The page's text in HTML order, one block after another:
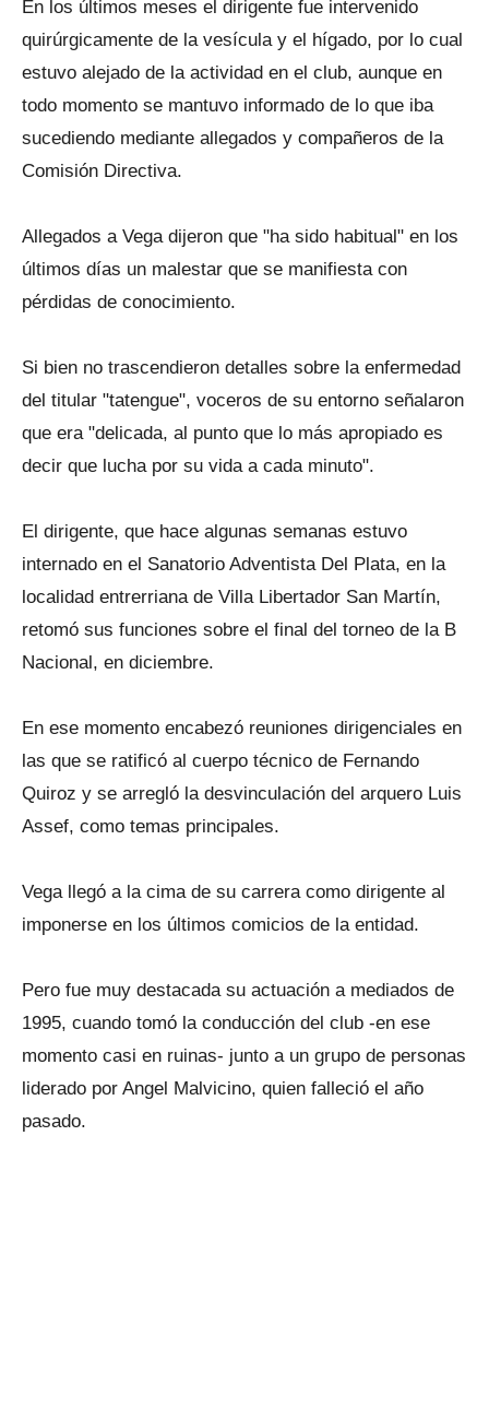
En los últimos meses el dirigente fue intervenido
quirúrgicamente de la vesícula y el hígado, por lo cual
estuvo alejado de la actividad en el club, aunque en
todo momento se mantuvo informado de lo que iba
sucediendo mediante allegados y compañeros de la
Comisión Directiva.
Allegados a Vega dijeron que "ha sido habitual" en los
últimos días un malestar que se manifiesta con
pérdidas de conocimiento.
Si bien no trascendieron detalles sobre la enfermedad
del titular "tatengue", voceros de su entorno señalaron
que era "delicada, al punto que lo más apropiado es
decir que lucha por su vida a cada minuto".
El dirigente, que hace algunas semanas estuvo
internado en el Sanatorio Adventista Del Plata, en la
localidad entrerriana de Villa Libertador San Martín,
retomó sus funciones sobre el final del torneo de la B
Nacional, en diciembre.
En ese momento encabezó reuniones dirigenciales en
las que se ratificó al cuerpo técnico de Fernando
Quiroz y se arregló la desvinculación del arquero Luis
Assef, como temas principales.
Vega llegó a la cima de su carrera como dirigente al
imponerse en los últimos comicios de la entidad.
Pero fue muy destacada su actuación a mediados de
1995, cuando tomó la conducción del club -en ese
momento casi en ruinas- junto a un grupo de personas
liderado por Angel Malvicino, quien falleció el año
pasado.